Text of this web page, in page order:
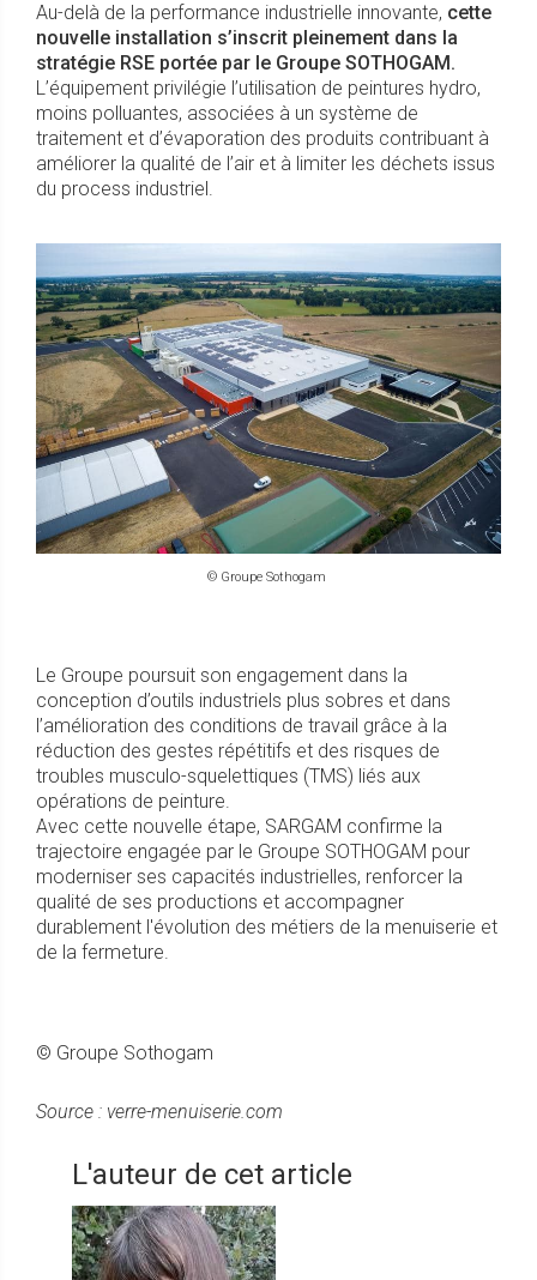
Au-delà de la performance industrielle innovante, cette
nouvelle installation s’inscrit pleinement dans la
stratégie RSE portée par le Groupe SOTHOGAM.
L’équipement privilégie l’utilisation de peintures hydro,
moins polluantes, associées à un système de
traitement et d’évaporation des produits contribuant à
améliorer la qualité de l’air et à limiter les déchets issus
du process industriel.
© Groupe Sothogam
Le Groupe poursuit son engagement dans la
conception d’outils industriels plus sobres et dans
l’amélioration des conditions de travail grâce à la
réduction des gestes répétitifs et des risques de
troubles musculo-squelettiques (TMS) liés aux
opérations de peinture.
Avec cette nouvelle étape, SARGAM confirme la
trajectoire engagée par le Groupe SOTHOGAM pour
moderniser ses capacités industrielles, renforcer la
qualité de ses productions et accompagner
durablement l'évolution des métiers de la menuiserie et
de la fermeture.
© Groupe Sothogam
Source : verre-menuiserie.com
L'auteur de cet article